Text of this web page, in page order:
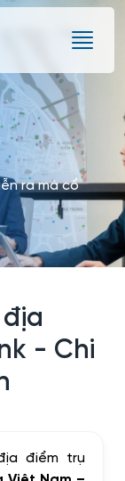
ra mà cổ
- Chi
điểm trụ